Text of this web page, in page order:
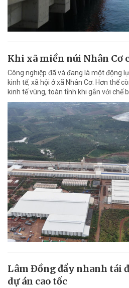
Khi xã miền núi Nhân Cơ
Công nghiệp đã và đang là một động
kinh tế, xã hội ở xã Nhân Cơ. Hơn thế
kinh tế vùng, toàn tỉnh khi gắn với chế
Lâm Đồng đẩy nhanh tái
dự án cao tốc